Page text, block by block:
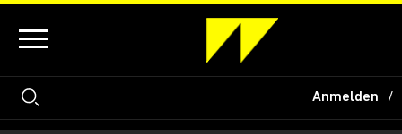
Anmelden